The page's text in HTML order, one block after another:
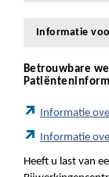
Informatie
Betrouwbare
Informatie
Informatie
Heeft u last van